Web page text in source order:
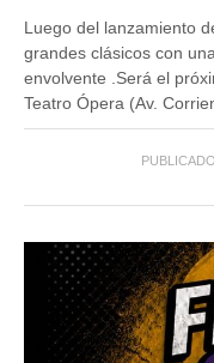
Luego del lanzamiento
grandes clásicos con
envolvente .Será el
Teatro Ópera (Av.